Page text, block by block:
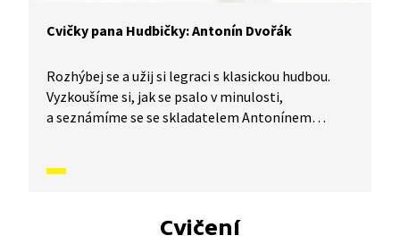
Cvičky pana Hudbičky: Antonín Dvořák
Rozhýbej se a užij si legraci s klasickou hudbou.
Vyzkoušíme si, jak se psalo v minulosti,
a seznámíme se se skladatelem Antonínem
Cvičení